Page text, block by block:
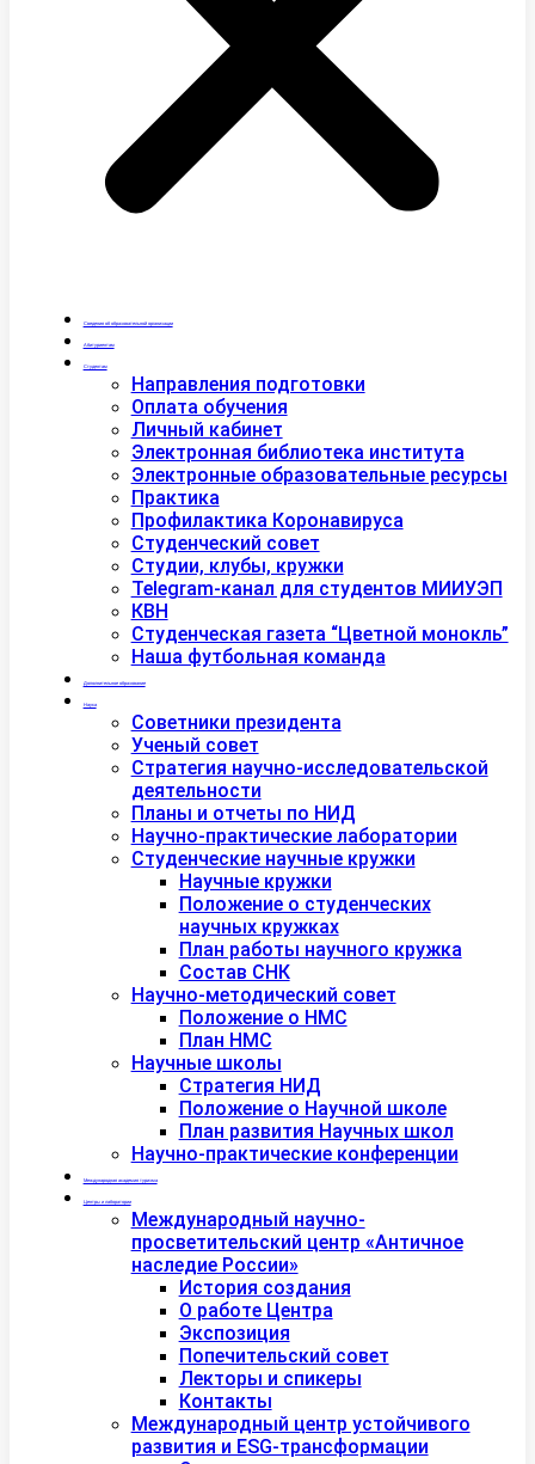
Сведения об образовательной организации
Абитуриентам
Студентам
Направления подготовки
Оплата обучения
Личный кабинет
Электронная библиотека института
Электронные образовательные ресурсы
Практика
Профилактика Коронавируса
Студенческий совет
Студии, клубы, кружки
Telegram-канал для студентов МИИУЭП
КВН
Студенческая газета “Цветной монокль”
Наша футбольная команда
Дополнительное образование
Наука
Советники президента
Ученый совет
Стратегия научно-исследовательской
деятельности
Планы и отчеты по НИД
Научно-практические лаборатории
Студенческие научные кружки
Научные кружки
Положение о студенческих
научных кружках
План работы научного кружка
Состав СНК
Научно-методический совет
Положение о НМС
План НМС
Научные школы
Стратегия НИД
Положение о Научной школе
План развития Научных школ
Научно-практические конференции
Международная академия туризма
Центры и лаборатории
Международный научно-
просветительский центр «Античное
наследие России»
История создания
О работе Центра
Экспозиция
Попечительский совет
Лекторы и спикеры
Контакты
Международный центр устойчивого
развития и ESG-трансформации